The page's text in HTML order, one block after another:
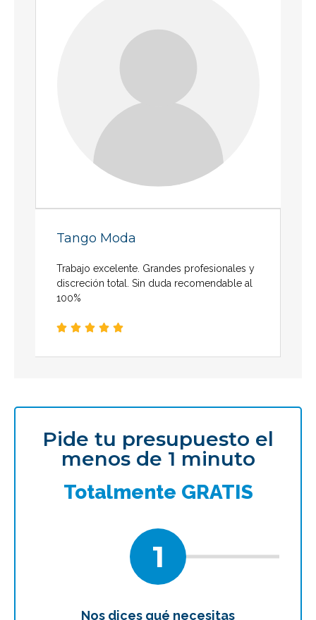
Tango Moda
Trabajo excelente. Grandes profesionales y
discreción total. Sin duda recomendable al
100%
    
Pide tu presupuesto el
menos de 1 minuto
Totalmente GRATIS
1
Nos dices qué necesitas